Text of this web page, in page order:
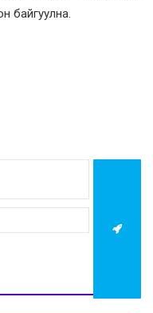
байгуулна.